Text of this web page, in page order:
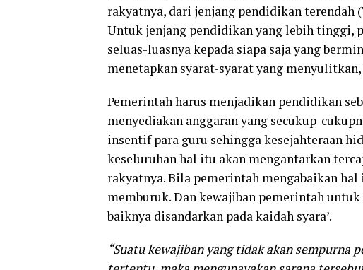
rakyatnya, dari jenjang pendidikan terendah
Untuk jenjang pendidikan yang lebih tinggi,
seluas-luasnya kepada siapa saja yang
menetapkan syarat-syarat yang
Pemerintah harus menjadikan pendidikan
menyediakan anggaran yang secukup-
insentif para guru sehingga kesejahteraan
keseluruhan hal itu akan mengantarkan
rakyatnya. Bila pemerintah mengabaikan
memburuk. Dan kewajiban pemerintah
baiknya disandarkan pada kaidah syara’.
“Suatu kewajiban yang tidak akan sempurna